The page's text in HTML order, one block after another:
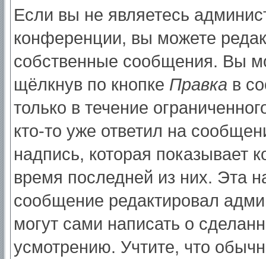
Если вы не являетесь
конференции, вы можете
собственные сообщения. Вы
щёлкнув по кнопке Правка в
только в течение
кто-то уже ответил на
надпись, которая показывает
время последней из них. Эта
сообщение редактировал
могут сами написать о
усмотрению. Учтите, что